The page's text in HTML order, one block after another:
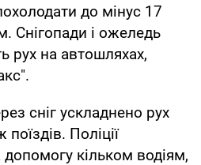
до мінус 17
Снігопади і ожеледь
рух на автошляхах,
сніг ускладнено рух
Поліції
кільком водіям,